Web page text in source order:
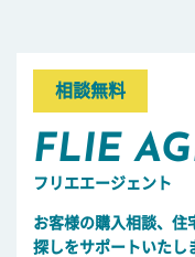
相談無料
FLIE
フリエエージェント
お客様の購入相談、住
探しをサポートいたし